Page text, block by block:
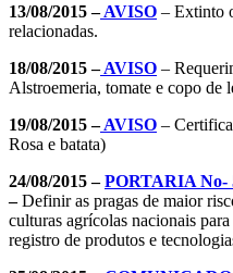
13/08/2015 –AVISO – Extinto
relacionadas.
18/08/2015 –AVISO –
Alstroemeria, tomate e copo de
19/08/2015 – AVISO –
Rosa e batata)
24/08/2015 –PORTARIA No-
–Definir as pragas de maior
culturas agrícolas nacionais
registro de produtos e